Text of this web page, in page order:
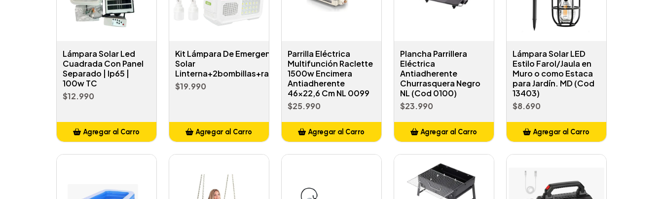
Lámpara Solar Led
Cuadrada Con Panel
Separado | Ip65 |
100w TC
$12.990
Agregar al Carro
Kit Lámpara De Emergencia
Solar
Linterna+2bombillas+radio+pr
$19.990
Agregar al Carro
Parrilla Eléctrica
Multifunción Raclette
1500w Encimera
Antiadherente
46x22,6 Cm NL 0099
$25.990
Agregar al Carro
Plancha Parrillera
Eléctrica
Antiadherente
Churrasquera Negro
NL (Cod 0100)
$23.990
Agregar al Carro
Lámpara Solar LED
Estilo Farol/Jaula en
Muro o como Estaca
para Jardín. MD (Cod
13403)
$8.690
Agregar al Carro